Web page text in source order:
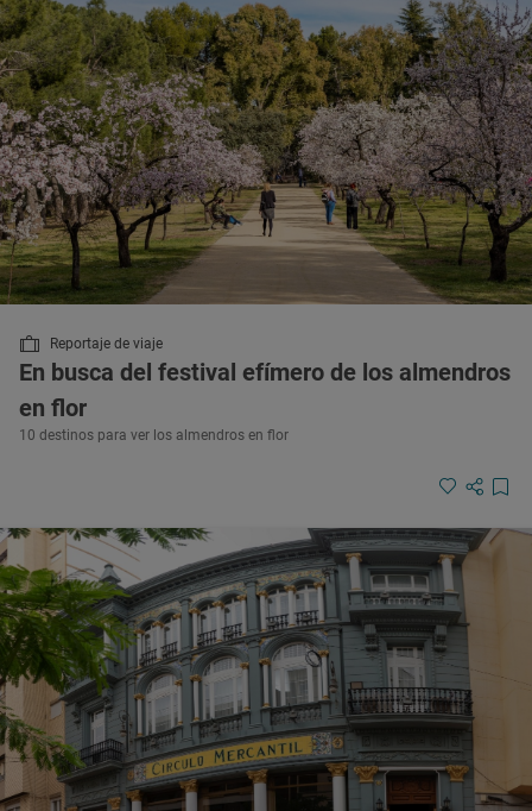
Reportaje de viaje
En busca del festival efímero de los almendros
en flor
10 destinos para ver los almendros en flor